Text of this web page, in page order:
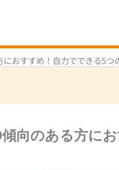
におすすめ！自力でできる5つ
向のある方に